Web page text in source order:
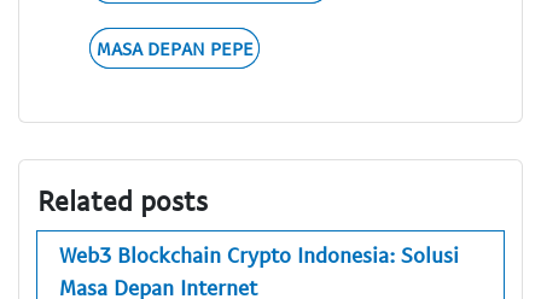
MASA DEPAN PEPE
Related posts
Web3 Blockchain Crypto Indonesia: Solusi
Masa Depan Internet